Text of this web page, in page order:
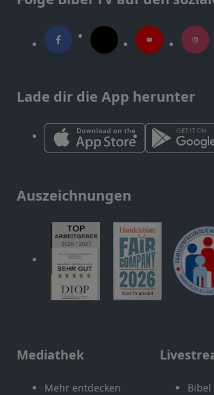
Lade dir die App herunter
Auszeichnungen
Mediathek
Mehr entdecken
Bibel